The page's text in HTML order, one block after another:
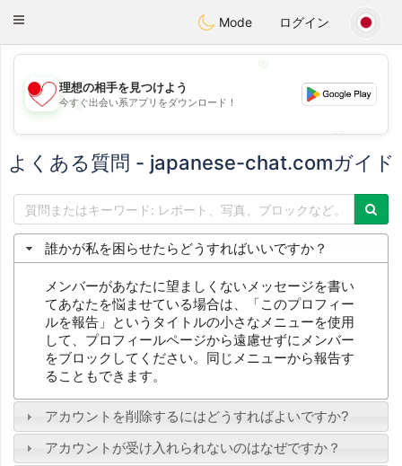
日本Chat
Toggle
Mode ログイン
💖
💕
理想の相手を見つけよう
今すぐ出会い系アプリをダウンロード！
よくある質問 - japanese-chat.comガイド
誰かが私を困らせたらどうすればいいですか？
メンバーがあなたに望ましくないメッセージを書い
てあなたを悩ませている場合は、「このプロフィー
ルを報告」というタイトルの小さなメニューを使用
して、プロフィールページから遠慮せずにメンバー
をブロックしてください。同じメニューから報告す
ることもできます。
アカウントを削除するにはどうすればよいですか?
アカウントが受け入れられないのはなぜですか？